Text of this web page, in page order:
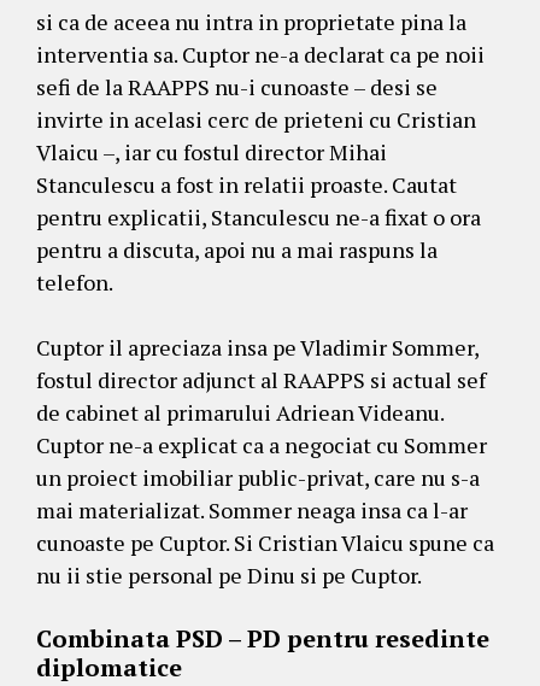
si ca de aceea nu intra in proprietate pina la
interventia sa. Cuptor ne-a declarat ca pe noii
sefi de la RAAPPS nu-i cunoaste – desi se
invirte in acelasi cerc de prieteni cu Cristian
Vlaicu –, iar cu fostul director Mihai
Stanculescu a fost in relatii proaste. Cautat
pentru explicatii, Stanculescu ne-a fixat o ora
pentru a discuta, apoi nu a mai raspuns la
telefon.
Cuptor il apreciaza insa pe Vladimir Sommer,
fostul director adjunct al RAAPPS si actual sef
de cabinet al primarului Adriean Videanu.
Cuptor ne-a explicat ca a negociat cu Sommer
un proiect imobiliar public-privat, care nu s-a
mai materializat. Sommer neaga insa ca l-ar
cunoaste pe Cuptor. Si Cristian Vlaicu spune ca
nu ii stie personal pe Dinu si pe Cuptor.
Combinata PSD – PD pentru resedinte
diplomatice